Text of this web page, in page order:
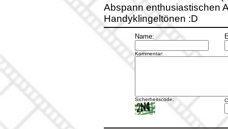
Abspann enthusiastischen
Handyklingeltönen :D
Name:
Kommentar:
Sicherheitscode: